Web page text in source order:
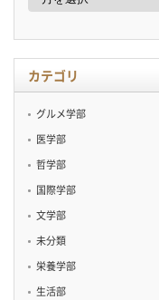
イ
カテゴリ
グルメ学部
医学部
哲学部
国際学部
文学部
未分類
栄養学部
生活部